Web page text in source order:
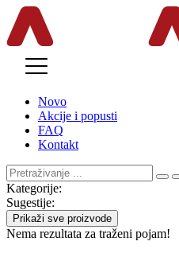
Novo
Akcije i popusti
FAQ
Kontakt
Kategorije:
Sugestije:
Prikaži sve proizvode
Nema rezultata za traženi pojam!